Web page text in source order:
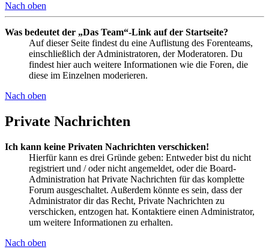
Nach oben
Was bedeutet der „Das Team“-Link auf der Startseite?
Auf dieser Seite findest du eine Auflistung des Forenteams,
einschließlich der Administratoren, der Moderatoren. Du
findest hier auch weitere Informationen wie die Foren, die
diese im Einzelnen moderieren.
Nach oben
Private Nachrichten
Ich kann keine Privaten Nachrichten verschicken!
Hierfür kann es drei Gründe geben: Entweder bist du nicht
registriert und / oder nicht angemeldet, oder die Board-
Administration hat Private Nachrichten für das komplette
Forum ausgeschaltet. Außerdem könnte es sein, dass der
Administrator dir das Recht, Private Nachrichten zu
verschicken, entzogen hat. Kontaktiere einen Administrator,
um weitere Informationen zu erhalten.
Nach oben